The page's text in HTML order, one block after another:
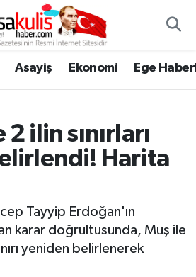
Asayiş Ekonomi Ege
ilin sınırları
Harita
Tayyip Erdoğan'ın
karar doğrultusunda, Muş ile
yeniden belirlenerek
Durumu
Yoğunluk Haritası
ve Fikstür